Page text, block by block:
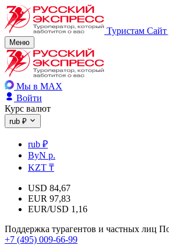
Туристам Сайт
Меню
Мы в MAX
Войти
Курс валют
rub ₽
rub ₽
ByN р.
KZT ₸
USD 84,67
EUR 97,83
EUR/USD 1,16
Поддержка турагентов и частных лиц
+7 (495) 009-66-99